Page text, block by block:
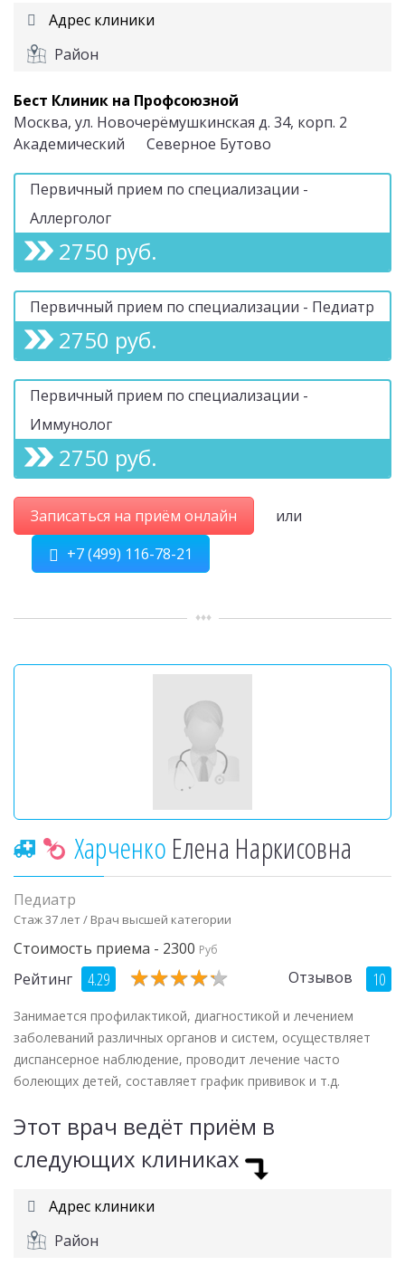
Адрес клиники
Район
Бест Клиник на Профсоюзной
Москва, ул. Новочерёмушкинская д. 34, корп. 2
Академический
Северное Бутово
Первичный прием по специализации -
Аллерголог
2750 руб.
Первичный прием по специализации - Педиатр
2750 руб.
Первичный прием по специализации -
Иммунолог
2750 руб.
Записаться на приём онлайн
или
+7 (499) 116-78-21
Харченко Елена Наркисовна
Педиатр
Стаж 37 лет / Врач высшей категории
Стоимость приема - 2300 Руб
Рейтинг 4.29 ★★★★★
★★★★★ Отзывов 10
Занимается профилактикой, диагностикой и лечением
заболеваний различных органов и систем, осуществляет
диспансерное наблюдение, проводит лечение часто
болеющих детей, составляет график прививок и т.д.
Этот врач ведёт приём в
следующих клиниках
Адрес клиники
Район